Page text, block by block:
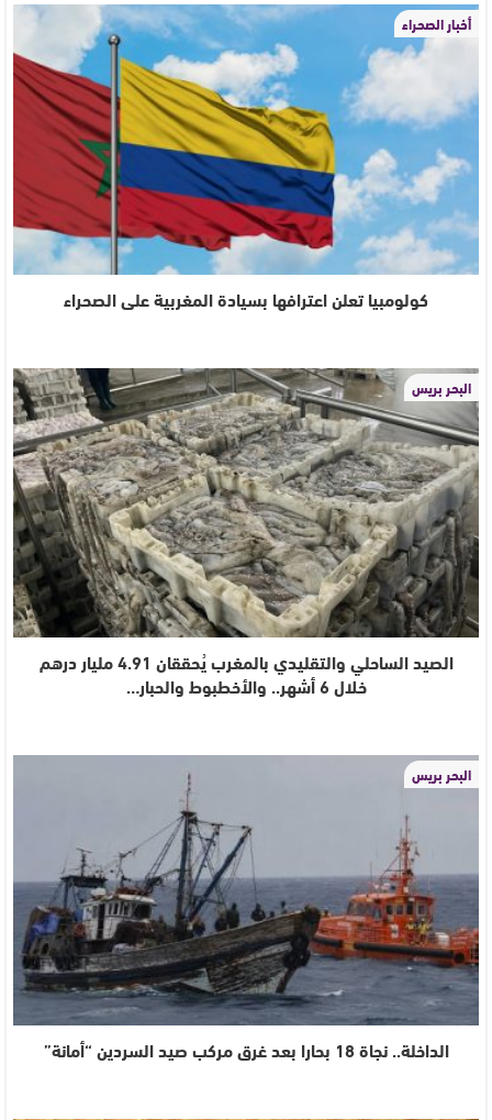
أخبار الصحراء
كولومبيا تعلن اعترافها بسيادة المغربية على الصحراء
البحر بريس
الصيد الساحلي والتقليدي بالمغرب يُحققان 4.91 مليار درهم
خلال 6 أشهر.. والأخطبوط والحبار…
البحر بريس
الداخلة.. نجاة 18 بحارا بعد غرق مركب صيد السردين “أمانة”